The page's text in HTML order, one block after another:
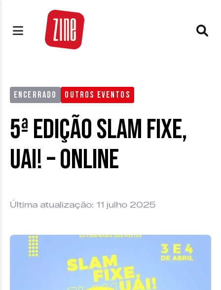
ENCERRADO OUTROS EVENTOS
5ª edição Slam Fixe,
Uai! – Online
Última atualização: 11 julho 2025